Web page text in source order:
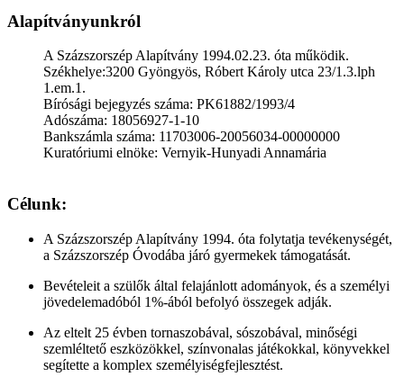
Alapítványunkról
A Százszorszép Alapítvány 1994.02.23. óta működik.
Székhelye:3200 Gyöngyös, Róbert Károly utca 23/1.3.lph
1.em.1.
Bírósági bejegyzés száma: PK61882/1993/4
Adószáma: 18056927-1-10
Bankszámla száma: 11703006-20056034-00000000
Kuratóriumi elnöke: Vernyik-Hunyadi Annamária
Célunk:
A Százszorszép Alapítvány 1994. óta folytatja tevékenységét,
a Százszorszép Óvodába járó gyermekek támogatását.
Bevételeit a szülők által felajánlott adományok, és a személyi
jövedelemadóból 1%-ából befolyó összegek adják.
Az eltelt 25 évben tornaszobával, sószobával, minőségi
szemléltető eszközökkel, színvonalas játékokkal, könyvekkel
segítette a komplex személyiségfejlesztést.